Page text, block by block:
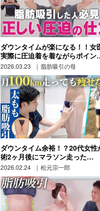
ダウンタイムが楽になる！！女
実際に圧迫着を着ながらポイ
2026.03.23 脂肪吸引の母
ダウンタイム余裕！？20代女性
術2ヶ月後にマラソン走った…
2026.02.24 松元宗一郎